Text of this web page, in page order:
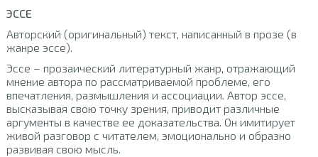
ЭССЕ
Авторский (оригинальный) текст, написанный в прозе (в
жанре эссе).
Эссе – прозаический литературный жанр, отражающий
мнение автора по рассматриваемой проблеме, его
впечатления, размышления и ассоциации. Автор эссе,
высказывая свою точку зрения, приводит различные
аргументы в качестве ее доказательства. Он имитирует
живой разговор с читателем, эмоционально и образно
развивая свою мысль.